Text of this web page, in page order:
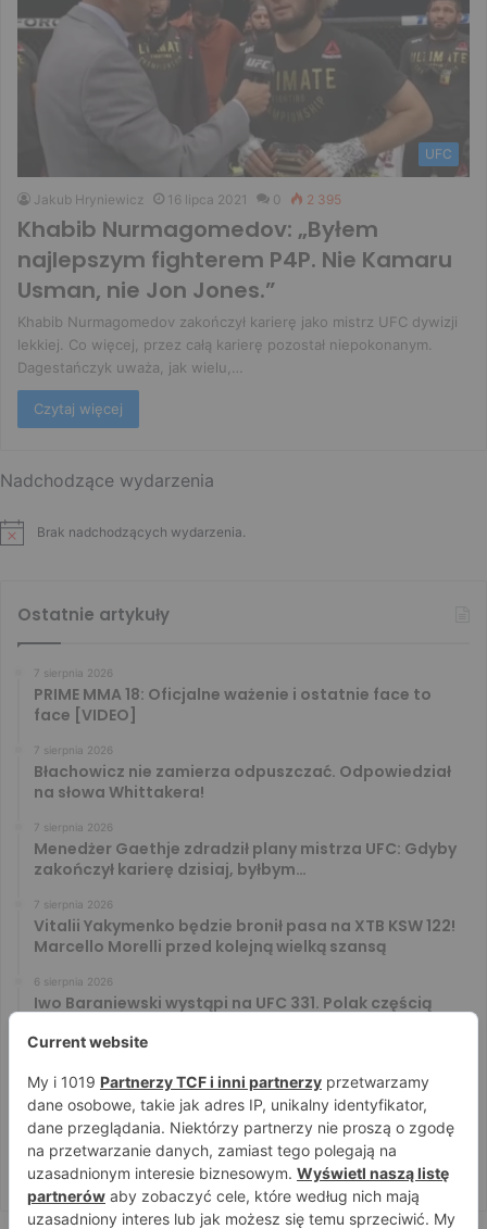
UFC
Jakub Hryniewicz 16 lipca 2021 0 2 395
Khabib Nurmagomedov: „Byłem
najlepszym fighterem P4P. Nie Kamaru
Usman, nie Jon Jones.”
Khabib Nurmagomedov zakończył karierę jako mistrz UFC dywizji
lekkiej. Co więcej, przez całą karierę pozostał niepokonanym.
Dagestańczyk uważa, jak wielu,…
Czytaj więcej
Nadchodzące wydarzenia
Brak nadchodzących wydarzenia.
Ostatnie artykuły
7 sierpnia 2026
PRIME MMA 18: Oficjalne ważenie i ostatnie face to
face [VIDEO]
7 sierpnia 2026
Błachowicz nie zamierza odpuszczać. Odpowiedział
na słowa Whittakera!
7 sierpnia 2026
Menedżer Gaethje zdradził plany mistrza UFC: Gdyby
zakończył karierę dzisiaj, byłbym…
7 sierpnia 2026
Vitalii Yakymenko będzie bronił pasa na XTB KSW 122!
Marcello Morelli przed kolejną wielką szansą
6 sierpnia 2026
Iwo Baraniewski wystąpi na UFC 331. Polak częścią
Don Kasjo poznał rywala na FAME 32. Bartosz Szachta
przeciwnikiem Króla
6 sierpnia 2026
Niepokonany Włodarczyk zawalczy o ranking! Na XTB
KSW 122 zmierzy się z Paivą